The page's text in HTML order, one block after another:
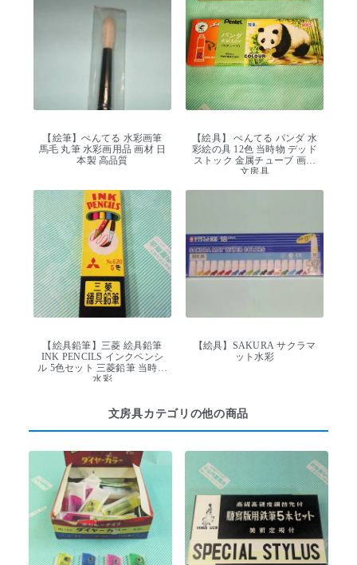
【絵筆】ぺんてる 水彩画筆
馬毛 丸筆 水彩画用品 画材 日
本製 高品質
【絵具】 ぺんてる パンダ 水
彩絵の具 12色 当時物 デッド
ストック 金属チューブ 画材
文房具
【絵具鉛筆】三菱 絵具鉛筆
INK PENCILS インクペンシ
ル 5色セット 三菱鉛筆 当時物
水彩
【絵具】SAKURA サクラマ
ット水彩
文房具カテゴリの他の商品